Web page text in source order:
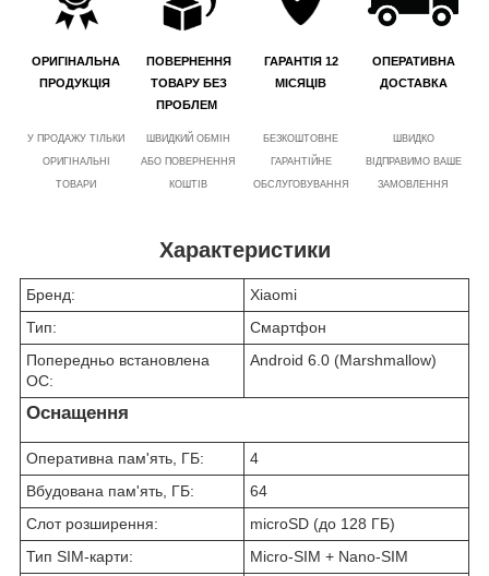
ОРИГІНАЛЬНА
ПРОДУКЦІЯ
ПОВЕРНЕННЯ
ТОВАРУ БЕЗ
ПРОБЛЕМ
ГАРАНТІЯ 12
МІСЯЦІВ
ОПЕРАТИВНА
ДОСТАВКА
У ПРОДАЖУ ТІЛЬКИ
ОРИГІНАЛЬНІ
ТОВАРИ
ШВИДКИЙ ОБМІН
АБО ПОВЕРНЕННЯ
КОШТІВ
БЕЗКОШТОВНЕ
ГАРАНТІЙНЕ
ОБСЛУГОВУВАННЯ
ШВИДКО
ВІДПРАВИМО ВАШЕ
ЗАМОВЛЕННЯ
Характеристики
Бренд:
Xiaomi
Тип:
Смартфон
Попередньо встановлена
ОС:
Android 6.0 (Marshmallow)
Оснащення
Оперативна пам'ять, ГБ:
4
Вбудована пам'ять, ГБ:
64
Слот розширення:
microSD (до 128 ГБ)
Тип SIM-карти:
Micro-SIM + Nano-SIM